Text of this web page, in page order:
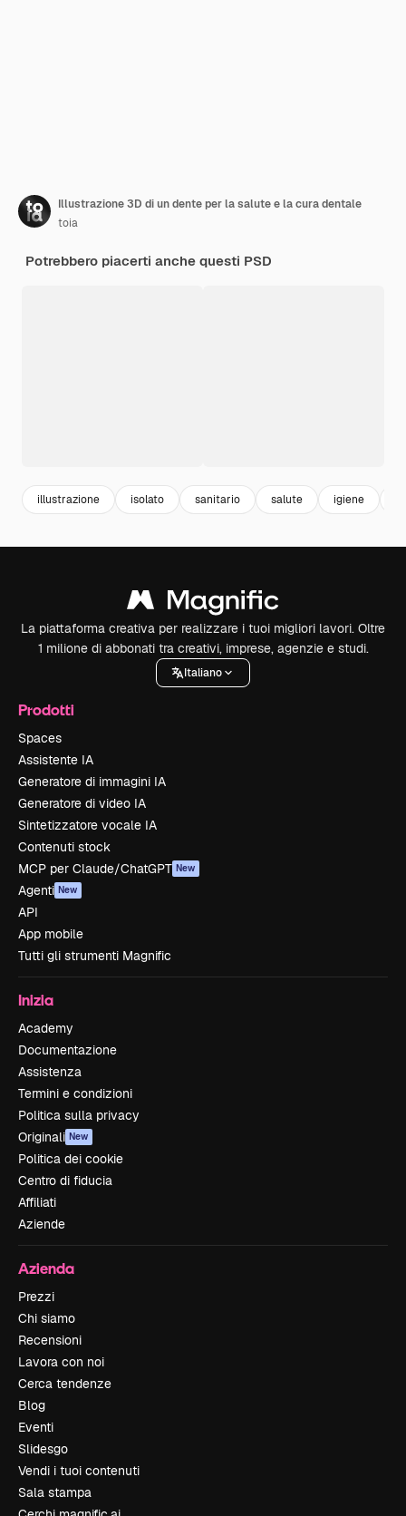
Illustrazione 3D di un dente per la salute e la cura dentale
toia
Potrebbero piacerti anche questi PSD
illustrazione isolato sanitario salute igiene
La piattaforma creativa per realizzare i tuoi migliori lavori. Oltre
1 milione di abbonati tra creativi, imprese, agenzie e studi.
Italiano
Prodotti
Spaces
Assistente IA
Generatore di immagini IA
Generatore di video IA
Sintetizzatore vocale IA
Contenuti stock
MCP per Claude/ChatGPT New
Agenti New
API
App mobile
Tutti gli strumenti Magnific
Inizia
Academy
Documentazione
Assistenza
Termini e condizioni
Politica sulla privacy
Originali New
Politica dei cookie
Centro di fiducia
Affiliati
Aziende
Azienda
Prezzi
Chi siamo
Recensioni
Lavora con noi
Cerca tendenze
Blog
Eventi
Slidesgo
Vendi i tuoi contenuti
Sala stampa